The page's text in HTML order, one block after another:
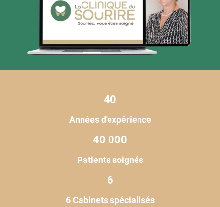
40
Années d'expérience
40 000
Patients soignés
6
6 Cabinets spécialisés